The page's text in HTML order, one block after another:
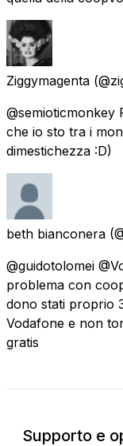
Ziggymagenta
@semioticmonkey
che io sto tra i
dimestichezza :D)
beth bianconera
@guidotolomei
problema con
dono stati proprio
Vodafone e non
gratis
Supporto e